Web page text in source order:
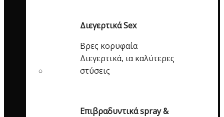
Διεγερτικά Sex
Βρες κορυφαία
Διεγερτικά, ια καλύτερες
στύσεις
Επιβραδυντικά spray &